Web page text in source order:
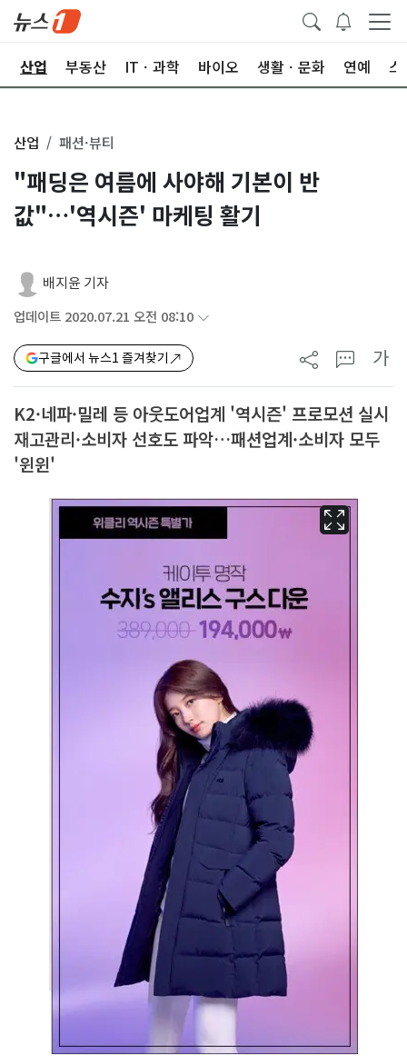
산업 부동산 ITㆍ과학 바이오 생활ㆍ문화 연예 스
산업 패션·뷰티
"패딩은 여름에 사야해 기본이 반
값"…'역시즌' 마케팅 활기
배지윤 기자
업데이트 2020.07.21 오전 08:10
구글에서 뉴스1 즐겨찾기 가
K2·네파·밀레 등 아웃도어업계 '역시즌' 프로모션 실시
재고관리·소비자 선호도 파악…패션업계·소비자 모두
'윈윈'